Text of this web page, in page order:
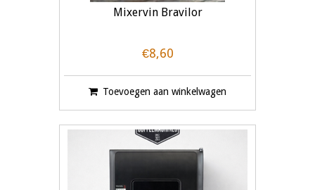
Mixervin Bravilor
€8,60
Toevoegen aan winkelwagen